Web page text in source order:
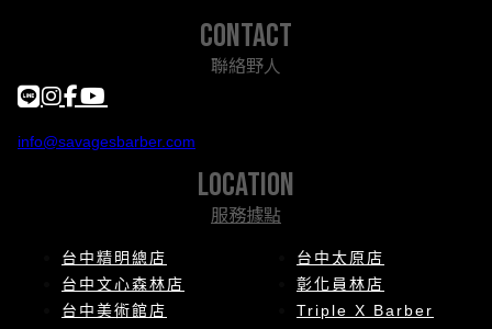
contact
聯絡野人
info@savagesbarber.com
location
服務據點
台中精明總店
台中文心森林店
台中美術館店
台中太原店
彰化員林店
Triple X Barber